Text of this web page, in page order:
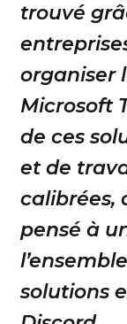
trouvé
organiser
Microsoft
de ces
et de
calibrées,
pensé à
solutions